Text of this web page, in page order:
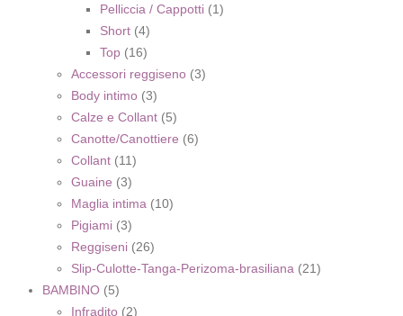
Pelliccia / Cappotti (1)
Short (4)
Top (16)
Accessori reggiseno (3)
Body intimo (3)
Calze e Collant (5)
Canotte/Canottiere (6)
Collant (11)
Guaine (3)
Maglia intima (10)
Pigiami (3)
Reggiseni (26)
Slip-Culotte-Tanga-Perizoma-brasiliana (21)
BAMBINO (5)
Infradito (2)